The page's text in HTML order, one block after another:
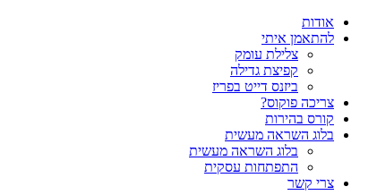
אודות
להתאמן איתי
צלילת עומק
קפיצת גדילה
ביזנס דייט בפריז
צריכה פוקוס?
קורס בהירות
בלוג השראה מעשית
בלוג השראה מעשית
התפתחות עסקית
צרי קשר